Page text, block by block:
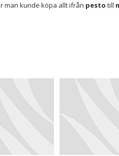
man kunde köpa allt ifrån pesto till